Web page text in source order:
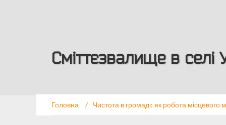
Сміттєзвалище в селі
Головна / Чистота в громаді: як робота місцевого